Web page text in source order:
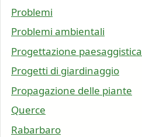
Problemi
Problemi ambientali
Progettazione paesaggistica
Progetti di giardinaggio
Propagazione delle piante
Querce
Rabarbaro